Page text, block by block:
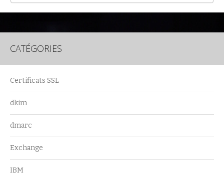
CATÉGORIES
Certificats SSL
dkim
dmarc
Exchange
IBM